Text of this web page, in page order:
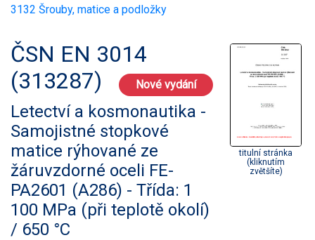
3132 Šrouby, matice a podložky
ČSN EN 3014
(313287)
Nové vydání
Letectví a kosmonautika -
Samojistné stopkové
matice rýhované ze
žáruvzdorné oceli FE-
PA2601 (A286) - Třída: 1
100 MPa (při teplotě okolí)
/ 650 °C
titulní stránka
(kliknutím
zvětšíte)